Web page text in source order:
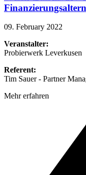
09. February 2022
Veranstalter:
Probierwerk Leverkusen
Referent:
Tim Sauer - Partner
Mehr erfahren